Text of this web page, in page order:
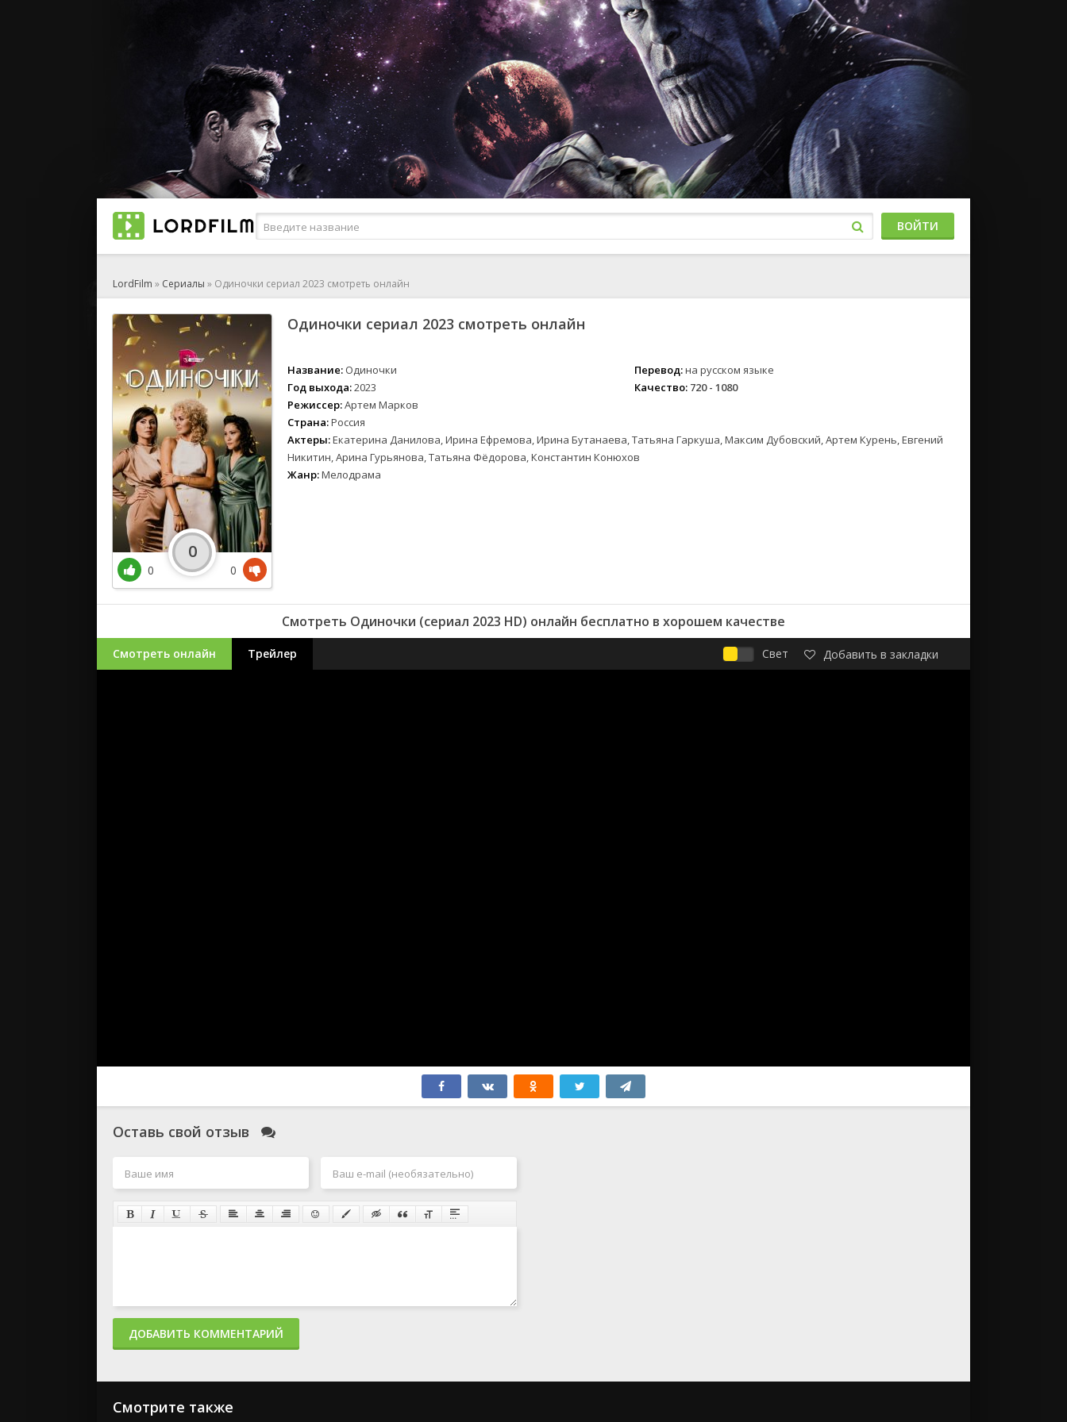
ВОЙТИ
LordFilm » Сериалы » Одиночки сериал 2023 смотреть онлайн
Одиночки сериал 2023 смотреть онлайн
Название: Одиночки
Год выхода:2023
Режиссер:Артем Марков
Страна:Россия
Перевод:на русском языке
Качество: 720 - 1080
Актеры:Екатерина Данилова, Ирина Ефремова, Ирина Бутанаева, Татьяна Гаркуша, Максим Дубовский, Артем Курень, Евгений
Никитин, Арина Гурьянова, Татьяна Фёдорова, Константин Конюхов
Жанр:Мелодрама
0
0
0
Смотреть Одиночки (сериал 2023 HD) онлайн бесплатно в хорошем качестве
Смотреть онлайн Трейлер Свет Добавить в закладки
Оставь свой отзыв
ДОБАВИТЬ КОММЕНТАРИЙ
Смотрите также